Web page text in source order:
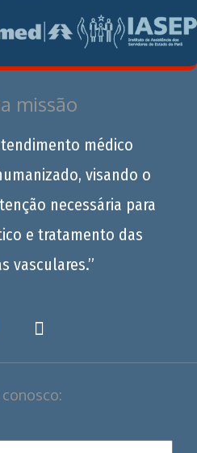
missão
médico
visando o
necessária para
e tratamento das
vasculares.”
conosco: